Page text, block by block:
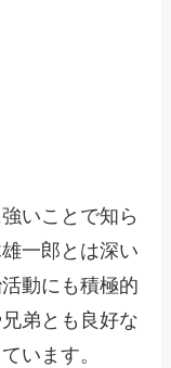
いことで知ら
一郎とは深い
動にも積極的
弟とも良好な
います。